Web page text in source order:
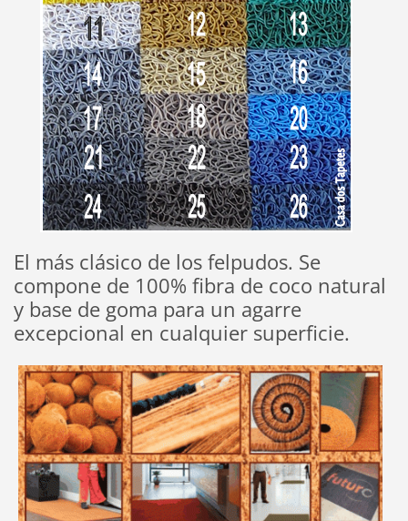
El más clásico de los felpudos. Se
compone de 100% fibra de coco natural
y base de goma para un agarre
excepcional en cualquier superficie.